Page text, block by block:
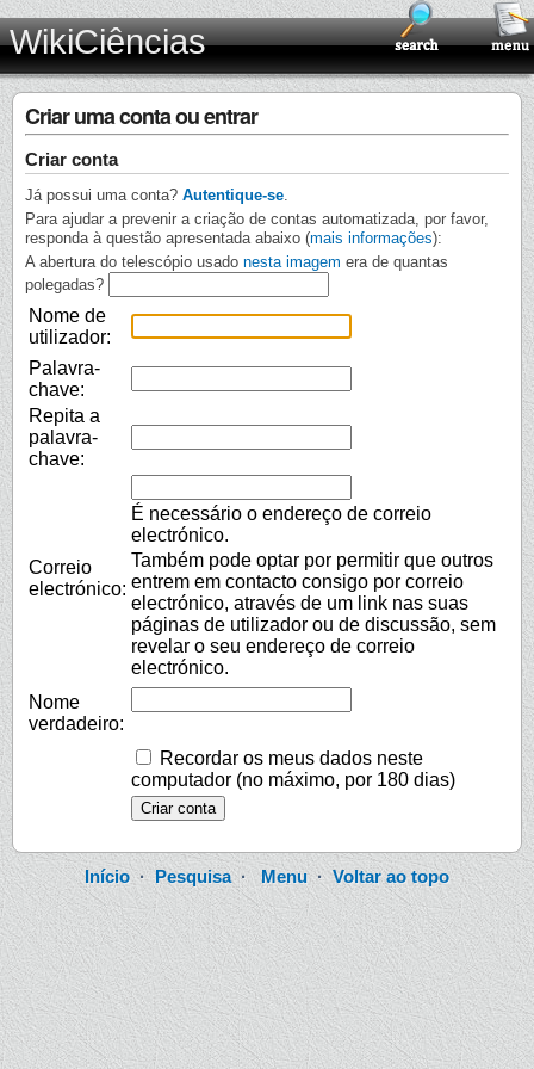
WikiCiências
Criar uma conta ou entrar
Criar conta
Já possui uma conta? Autentique-se
Para ajudar a prevenir a criação de contas automatizada, por favor,
responda à questão apresentada abaixo (mais informações):
A abertura do telescópio usado nesta imagem era de quantas
polegadas?
Nome de
utilizador:
Palavra-
chave:
Repita a
palavra-
chave:
Correio
electrónico:
É necessário o endereço de correio
electrónico.
Também pode optar por permitir que outros
entrem em contacto consigo por correio
electrónico, através de um link nas suas
páginas de utilizador ou de discussão, sem
revelar o seu endereço de correio
electrónico.
Nome
verdadeiro:
Recordar os meus dados neste
computador (no máximo, por 180 dias)
Início·Pesquisa·Menu·Voltar ao topo